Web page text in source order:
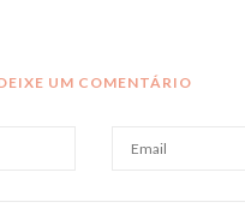
UM COMENTÁRIO